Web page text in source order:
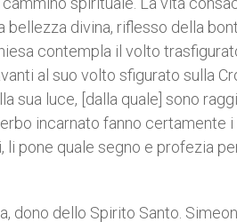
divina, riflesso della
contempla il volto
al suo volto sfigurato sulla
sua luce, [dalla quale] sono
incarnato fanno certamente
pone quale segno e profezia
dono dello Spirito Santo.